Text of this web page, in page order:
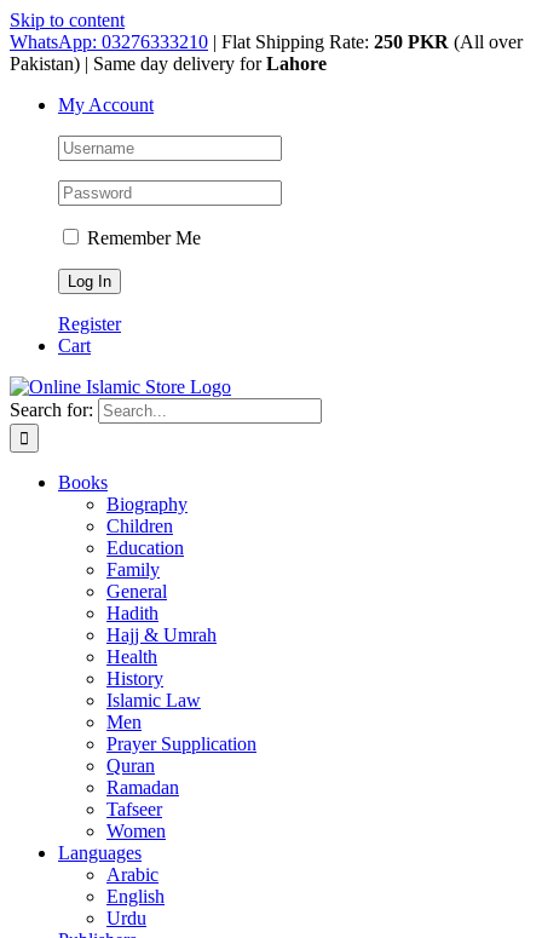
Skip to content
WhatsApp: 03276333210 | Flat Shipping Rate: 250 PKR (All over
Pakistan) | Same day delivery forLahore
My Account
Remember Me
Register
Cart
Search for:
Books
Biography
Children
Education
Family
General
Hadith
Hajj & Umrah
Health
History
Islamic Law
Men
Prayer Supplication
Quran
Ramadan
Tafseer
Women
Languages
Arabic
English
Urdu